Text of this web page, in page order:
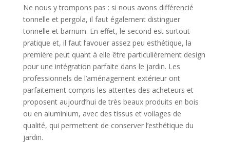
Ne nous y trompons pas : si nous avons différencié
tonnelle et pergola, il faut également distinguer
tonnelle et barnum. En effet, le second est surtout
pratique et, il faut l’avouer assez peu esthétique, la
première peut quant à elle être particulièrement design
pour une intégration parfaite dans le jardin. Les
professionnels de l’aménagement extérieur ont
parfaitement compris les attentes des acheteurs et
proposent aujourd’hui de très beaux produits en bois
ou en aluminium, avec des tissus et voilages de
qualité, qui permettent de conserver l’esthétique du
jardin.